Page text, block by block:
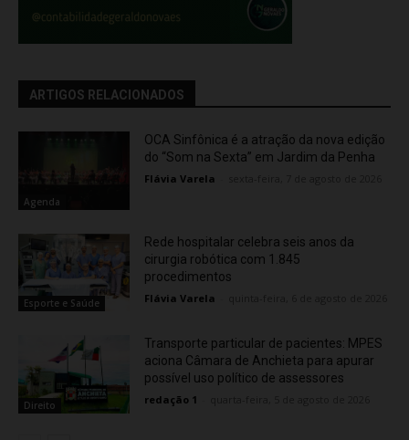
ARTIGOS RELACIONADOS
Agenda
OCA Sinfônica é a atração da nova edição
do “Som na Sexta” em Jardim da Penha
Flávia Varela
Esporte e Saúde
Rede hospitalar celebra seis anos da
cirurgia robótica com 1.845
procedimentos
Flávia Varela
Direito
Transporte particular de pacientes: MPES
aciona Câmara de Anchieta para apurar
possível uso político de assessores
redação 1